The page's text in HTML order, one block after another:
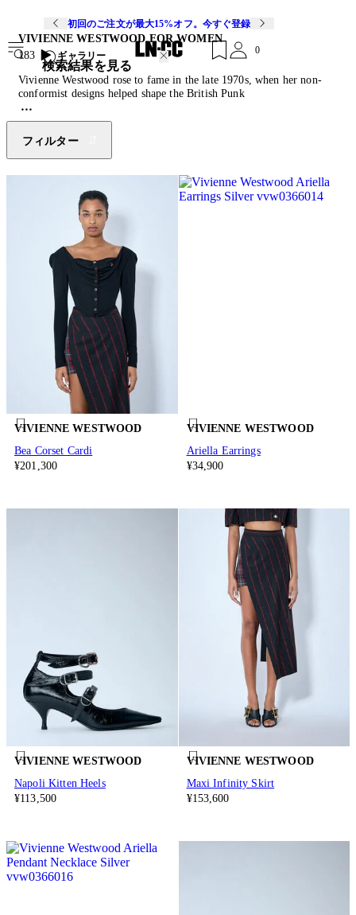
初回のご注文が最大15%オフ。今すぐ登録
検索結果を見る
0
VIVIENNE WESTWOOD FOR WOMEN
183
ギャラリー
Vivienne Westwood rose to fame in the late 1970s, when her non-
conformist designs helped shape the British Punk
movement. Starting out creating clothes for her then-partner, and
Sex Pistols manager, Malcolm McLaren’s King’s Road boutique in
1971, 10 years later she showed her first collection at London
fashion week. Four decades on, the British fashion designer and
counter-cultural icon continues to produce collections that are
rebellious and thought-provoking. An activist for climate change,
nuclear disarmament, civil rights and freedom of speech,
Westwood’s designs are often emblazoned with provocative slogans
and political calls to action. Today, the brand remains true to its
rebellious spirit through asymmetric forms, experimental fabric
combinations, chunky footwear and the reoccurring signature orb
フィルター
VIVIENNE WESTWOOD
Bea Corset Cardi
¥201,300
VIVIENNE WESTWOOD
Ariella Earrings
¥34,900
VIVIENNE WESTWOOD
Napoli Kitten Heels
¥113,500
VIVIENNE WESTWOOD
Maxi Infinity Skirt
¥153,600